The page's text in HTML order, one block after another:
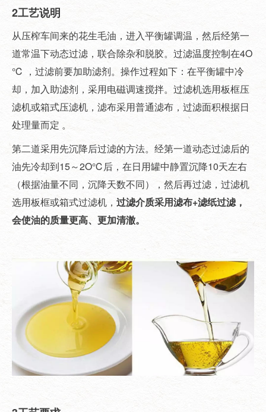
2工艺说明
从压榨车间来的花生毛油，进入平衡罐调温，然后经第一
道常温下动态过滤，联合除杂和脱胶。过滤温度控制在4O
℃ ，过滤前要加助滤剂。操作过程如下：在平衡罐中冷
却，加入助滤剂，采用电磁调速搅拌。过滤机选用板框压
滤机或箱式压滤机，滤布采用普通滤布，过滤面积根据日
处理量而定 。
第二道采用先沉降后过滤的方法。经第一道动态过滤后的
油先冷却到15～2O℃后，在日用罐中静置沉降10天左右
（根据油量不同，沉降天数不同），然后再过滤，过滤机
选用板框或箱式过滤机， 过滤介质采用滤布+滤纸过滤，
会使油的质量更高、更加清澈。